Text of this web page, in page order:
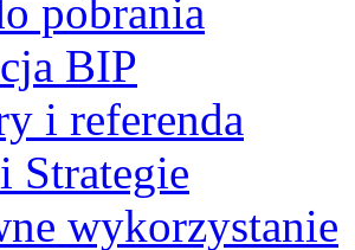
pobrania
BIP
i referenda
Strategie
wykorzystanie